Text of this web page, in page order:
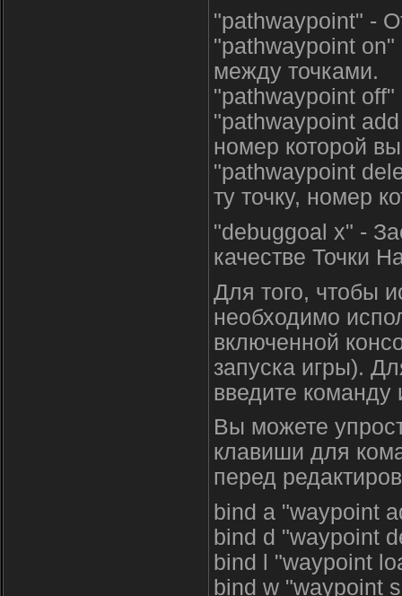
"pathwaypoint" -
"pathwaypoint
между точками.
"pathwaypoint
"pathwaypoint
номер которой
"pathwaypoint
ту точку, номер
"debuggoal x" -
качестве Точки
Для того, чтобы
необходимо
включенной
запуска игры).
введите
Вы можете
клавиши для
перед
bind a "waypoint
bind d "waypoint
bind l "waypoint
bind w "waypoint